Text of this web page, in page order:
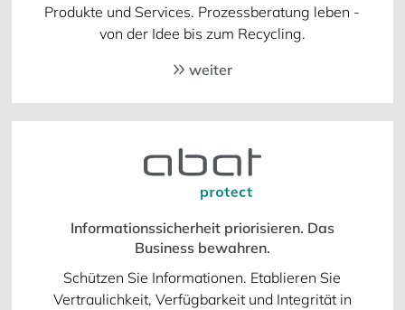
Produkte und Services. Prozessberatung leben -
von der Idee bis zum Recycling.
weiter
Informationssicherheit priorisieren. Das
Business bewahren.
Schützen Sie Informationen. Etablieren Sie
Vertraulichkeit, Verfügbarkeit und Integrität in